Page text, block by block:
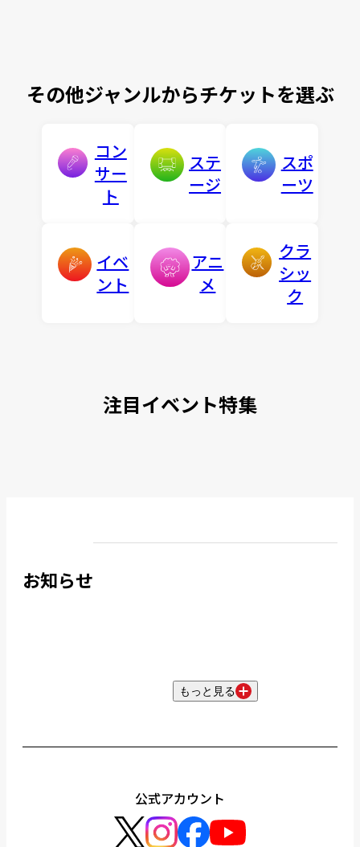
その他ジャンルからチケットを選ぶ
コン
サー
ト
ステ
ージ
スポ
ーツ
イベ
ント
アニ
メ
クラ
シッ
ク
注目イベント特集
お知らせ
もっと見る
公式アカウント